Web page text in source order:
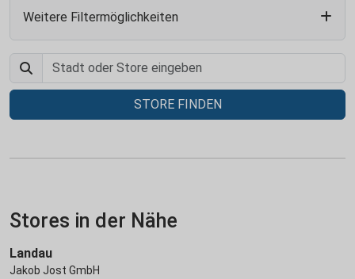
Weitere Filtermöglichkeiten
STORE FINDEN
Stores in der Nähe
Landau
Jakob Jost GmbH